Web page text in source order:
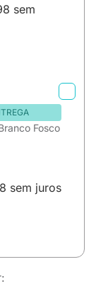
sem
Fosco
sem juros